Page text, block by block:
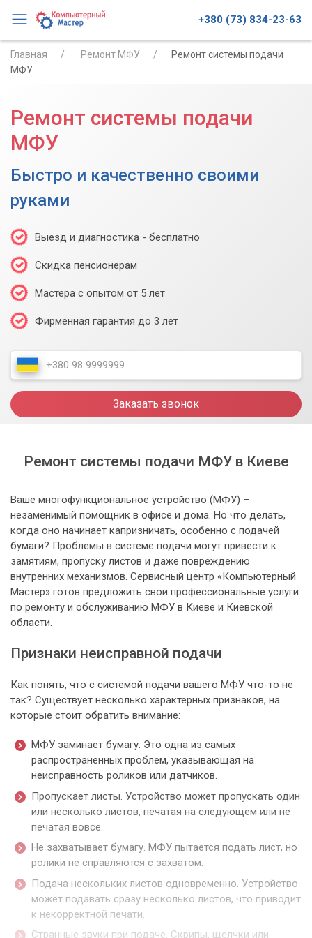
+380 (73) 834-23-63
Главная Ремонт МФУ
Ремонт системы подачи
МФУ
Ремонт системы подачи
МФУ
Быстро и качественно своими
руками
Выезд и диагностика - бесплатно
Скидка пенсионерам
Мастера с опытом от 5 лет
Фирменная гарантия до 3 лет
Заказать звонок
Ремонт системы подачи МФУ в Киеве
Ваше многофункциональное устройство (МФУ) –
незаменимый помощник в офисе и дома. Но что делать,
когда оно начинает капризничать, особенно с подачей
бумаги? Проблемы в системе подачи могут привести к
замятиям, пропуску листов и даже повреждению
внутренних механизмов. Сервисный центр «Компьютерный
Мастер» готов предложить свои профессиональные услуги
по ремонту и обслуживанию МФУ в Киеве и Киевской
области.
Признаки неисправной подачи
Как понять, что с системой подачи вашего МФУ что-то не
так? Существует несколько характерных признаков, на
которые стоит обратить внимание:
МФУ заминает бумагу. Это одна из самых
распространенных проблем, указывающая на
неисправность роликов или датчиков.
Пропускает листы. Устройство может пропускать один
или несколько листов, печатая на следующем или не
печатая вовсе.
Не захватывает бумагу. МФУ пытается подать лист, но
ролики не справляются с захватом.
Подача нескольких листов одновременно. Устройство
может подавать сразу несколько листов, что приводит
к некорректной печати.
Странные звуки при подаче. Скрипы, щелчки или